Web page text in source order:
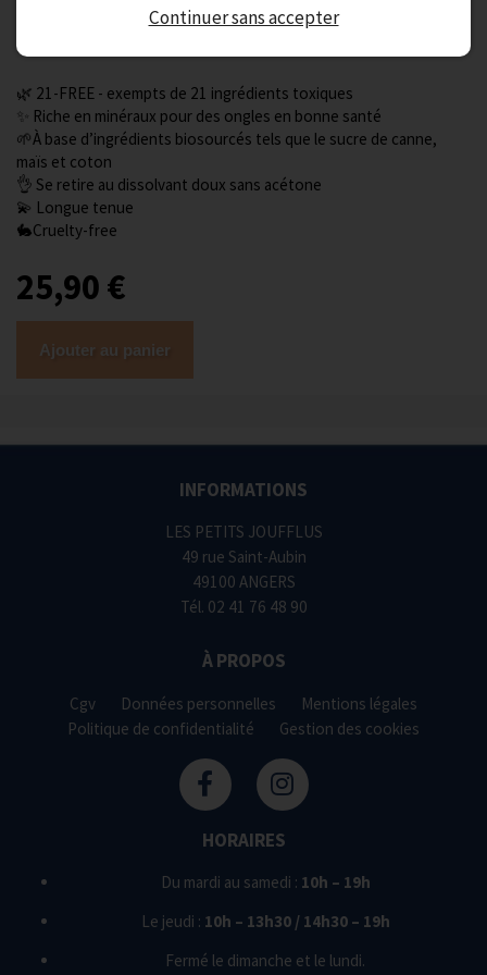
Pourquoi tu vas adorer :
🌿 21-FREE - exempts de 21 ingrédients toxiques
✨ Riche en minéraux pour des ongles en bonne santé
🌱À base d’ingrédients biosourcés tels que le sucre de canne,
maïs et coton
👌 Se retire au dissolvant doux sans acétone
💫 Longue tenue
🐇Cruelty-free
25,90 €
Ajouter au panier
INFORMATIONS
LES PETITS JOUFFLUS
49 rue Saint-Aubin
49100 ANGERS
Tél. 02 41 76 48 90
À PROPOS
Cgv Données personnelles
Mentions légales
Politique de confidentialité
Gestion des cookies
HORAIRES
Du mardi au samedi : 10h – 19h
Le jeudi : 10h – 13h30 / 14h30 – 19h
Fermé le dimanche et le lundi.
Continuer sans accepter